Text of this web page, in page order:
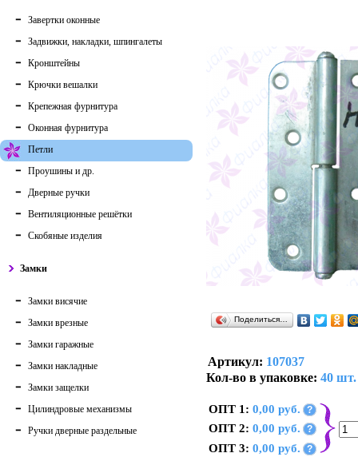
Завертки оконные
Задвижки, накладки, шпингалеты
Кронштейны
Крючки вешалки
Крепежная фурнитура
Оконная фурнитура
Петли
Проушины и др.
Дверные ручки
Вентиляционные решётки
Скобяные изделия
Замки
Замки висячие
Замки врезные
Замки гаражные
Замки накладные
Замки защелки
Цилиндровые механизмы
Ручки дверные раздельные
Поделиться…
Артикул: 107037
Кол-во в упаковке: 40 шт.
ОПТ 1: 0,00 руб. ?
ОПТ 2: 0,00 руб. ?
ОПТ 3: 0,00 руб. ?